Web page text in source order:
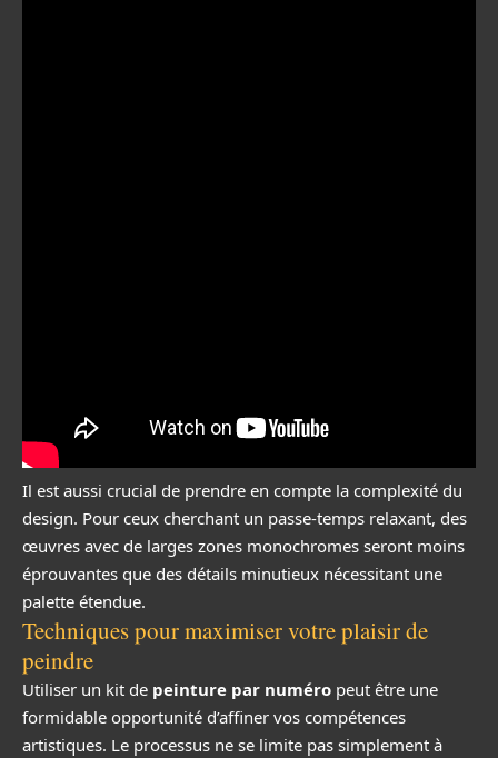
Il est aussi crucial de prendre en compte la complexité du
design. Pour ceux cherchant un passe-temps relaxant, des
œuvres avec de larges zones monochromes seront moins
éprouvantes que des détails minutieux nécessitant une
palette étendue.
Techniques pour maximiser votre plaisir de
peindre
Utiliser un kit de peinture par numéro peut être une
formidable opportunité d’affiner vos compétences
artistiques. Le processus ne se limite pas simplement à